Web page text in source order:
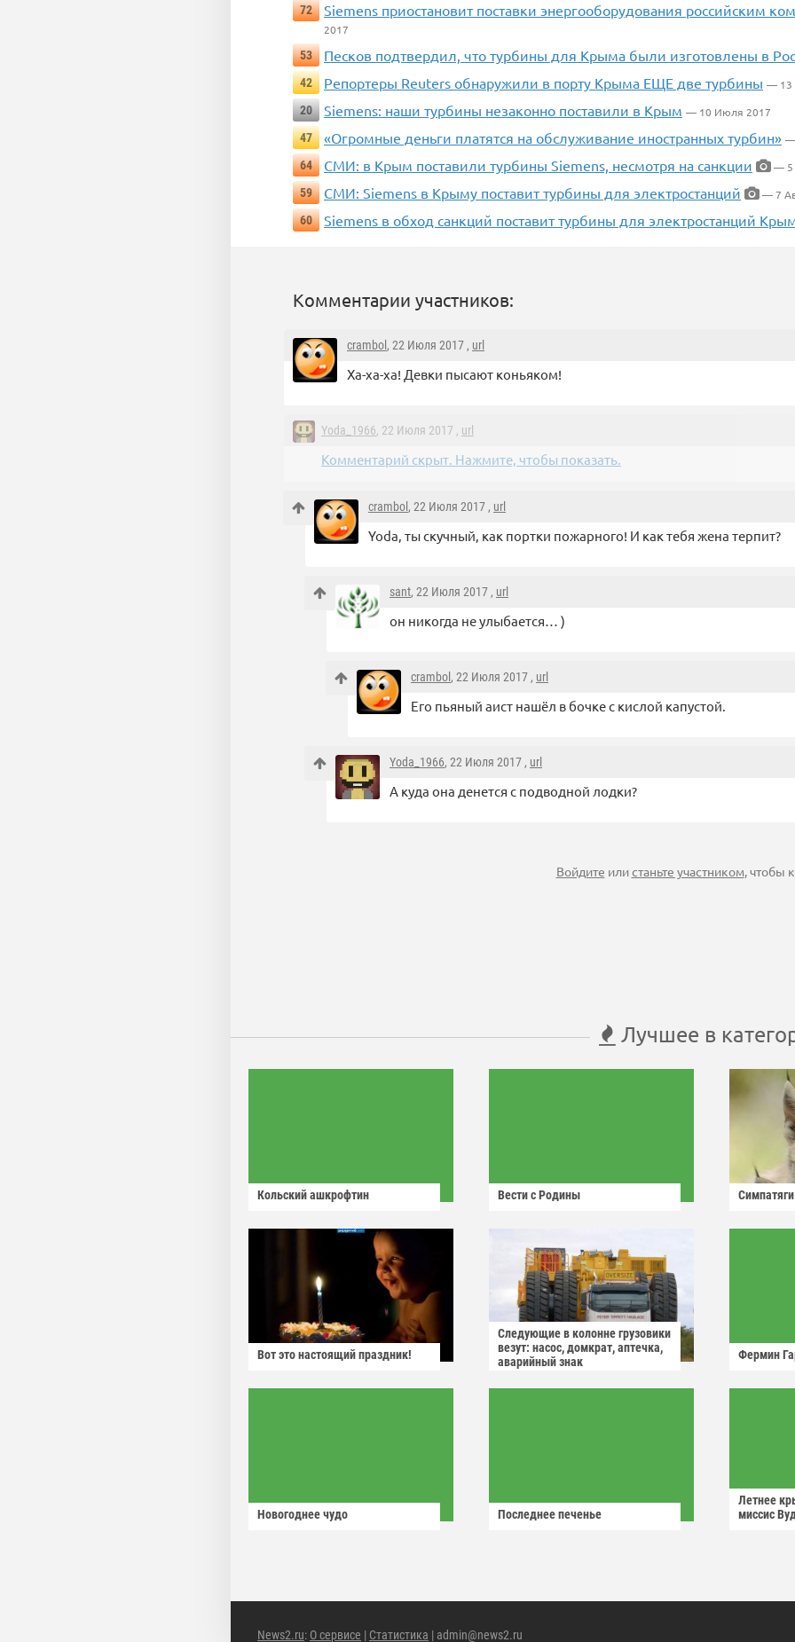
72
Siemens приостановит поставки энергооборудования российским
2017
53
Песков подтвердил, что турбины для Крыма были изготовлены в
42
Репортеры Reuters обнаружили в порту Крыма ЕЩЕ две турбины — 13
20
Siemens: наши турбины незаконно поставили в Крым — 10 Июля 2017
47
«Огромные деньги платятся на обслуживание иностранных турбин» —
64
СМИ: в Крым поставили турбины Siemens, несмотря на санкции
— 5
59
СМИ: Siemens в Крыму поставит турбины для электростанций
— 7
60
Siemens в обход санкций поставит турбины для электростанций
Комментарии участников:
crambol , 22 Июля 2017 , url
Ха-ха-ха! Девки пысают коньяком!
Yoda_1966, 22 Июля 2017 , url
Комментарий скрыт. Нажмите, чтобы показать.
crambol , 22 Июля 2017 , url
Yoda, ты скучный, как портки пожарного! И как тебя жена терпит?
sant, 22 Июля 2017 , url
он никогда не улыбается… )
crambol , 22 Июля 2017 , url
Его пьяный аист нашёл в бочке с кислой капустой.
Yoda_1966, 22 Июля 2017 , url
А куда она денется с подводной лодки?
Войдите илистаньте участником, чтобы
Лучшее в
Кольский ашкрофтин Вести с Родины Симпатяги
Вот это настоящий праздник!
Следующие в колонне грузовики
везут: насос, домкрат, аптечка,
аварийный знак
Фермин
Новогоднее чудо Последнее печенье
Летнее
миссис
News2.ru: О сервисе | Статистика | admin@news2.ru